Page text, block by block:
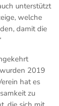
unterstützt
welche
damit die
2019
hat es
zu